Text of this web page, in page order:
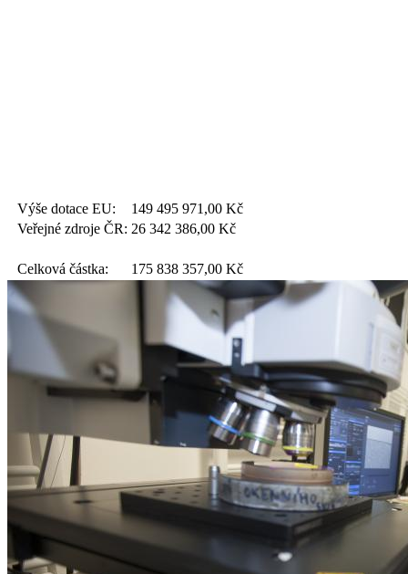
Výše dotace EU: 149 495 971,00 Kč
Veřejné zdroje ČR: 26 342 386,00 Kč
Celková částka: 175 838 357,00 Kč